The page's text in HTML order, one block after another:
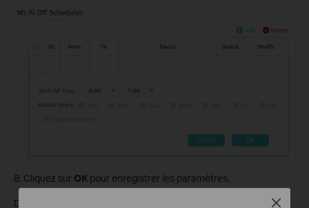
8. Cliquez sur OK pour enregistrer les paramètres.
Désormais, votre connexion WiFi sera automatiquement Close